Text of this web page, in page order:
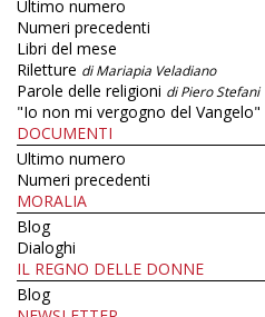
Ultimo numero
Numeri precedenti
Libri del mese
Riletture di Mariapia Veladiano
Parole delle religioni di Piero Stefani
"Io non mi vergogno del Vangelo"
DOCUMENTI
Ultimo numero
Numeri precedenti
MORALIA
Blog
Dialoghi
IL REGNO DELLE DONNE
Blog